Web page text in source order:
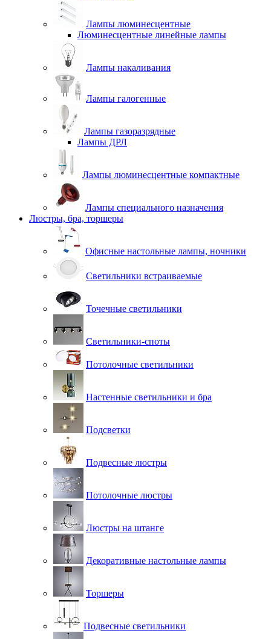
Лампы люминесцентные
Люминесцентные линейные лампы
Лампы накаливания
Лампы галогенные
Лампы газоразрядные
Лампы ДРЛ
Лампы люминесцентные компактные
Лампы специального назначения
Люстры, бра, торшеры
Офисные настольные лампы, ночники
Светильники встраиваемые
Точечные светильники
Светильники-споты
Потолочные светильники
Настенные светильники и бра
Подсветки
Подвесные люстры
Потолочные люстры
Люстры на штанге
Декоративные настольные лампы
Торшеры
Подвесные светильники